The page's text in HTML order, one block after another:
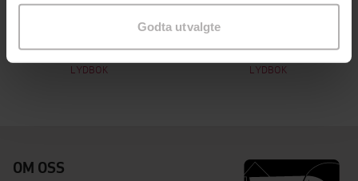
Godta utvalgte
99,-
Lars Mæhle
LYDBOK
99,-
Lars Mæhle
LYDBOK
OM OSS